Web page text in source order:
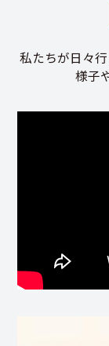
私たちが日々
様子